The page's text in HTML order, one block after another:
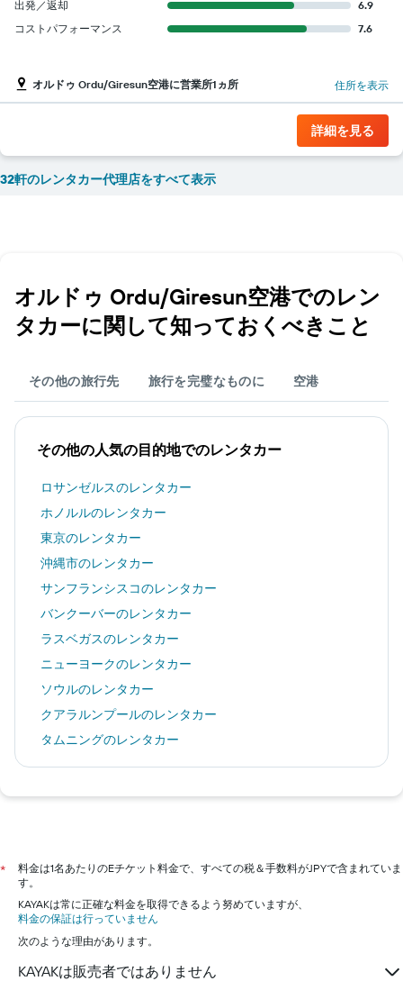
出発／返却
6.9
コストパフォーマンス
7.6
オルドゥ Ordu/Giresun空港に営業所1ヵ所 住所を表示
詳細を見る
32軒のレンタカー代理店をすべて表示
オルドゥ Ordu/Giresun空港​でのレン
タカーに関して知っておくべきこと
その他の旅行先 旅行を完璧なものに 空港
その他の人気の目的地でのレンタカー
ロサンゼルスのレンタカー
ホノルルのレンタカー
東京のレンタカー
沖縄市のレンタカー
サンフランシスコのレンタカー
バンクーバーのレンタカー
ラスベガスのレンタカー
ニューヨークのレンタカー
ソウルのレンタカー
クアラルンプールのレンタカー
タムニングのレンタカー
カイルア・コナのレンタカー
大阪市のレンタカー
*
料金は1名あたりのEチケット料金で、すべての税＆手数料がJPYで含まれていま
す。
KAYAKは常に正確な料金を取得できるよう努めていますが、
料金の保証は行っていません
次のような理由があります。
KAYAKは販売者ではありません